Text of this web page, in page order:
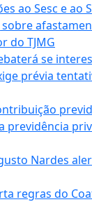
ao Sesc e ao
sobre
do TJMG
se
prévia
previdência
Nardes
regras do